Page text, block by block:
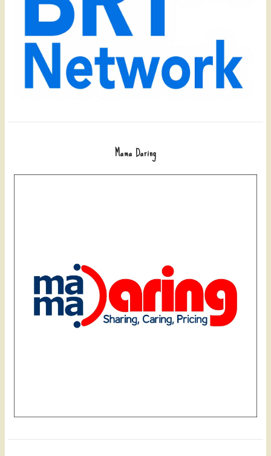
Mama Daring